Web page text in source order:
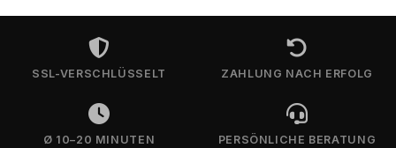
SSL-VERSCHLÜSSELT ZAHLUNG NACH ERFOLG
Ø 10–20 MINUTEN PERSÖNLICHE BERATUNG